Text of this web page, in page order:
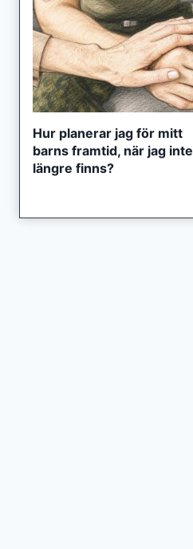
Hur planerar jag för mitt
barns framtid, när jag inte
längre finns?